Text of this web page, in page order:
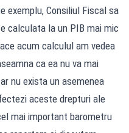
exemplu, Consiliul Fiscal sa
calculata la un PIB mai mic
acum calculul am vedea
ca ea nu va mai
nu exista un asemenea
aceste drepturi ale
mai important barometru